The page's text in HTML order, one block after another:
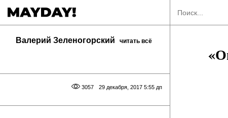
Валерий Зеленогорский читать всё
29 декабря, 2017 5:55 дп
3057